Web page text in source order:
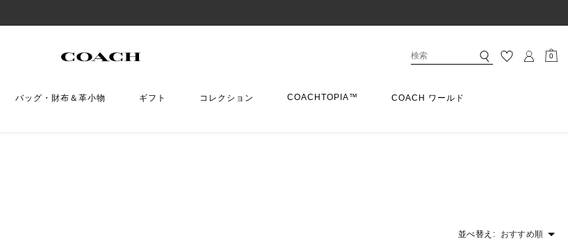
0
バッグ・財布＆革小物 ギフト コレクション COACHTOPIA™ COACH ワールド
並べ替え: おすすめ順